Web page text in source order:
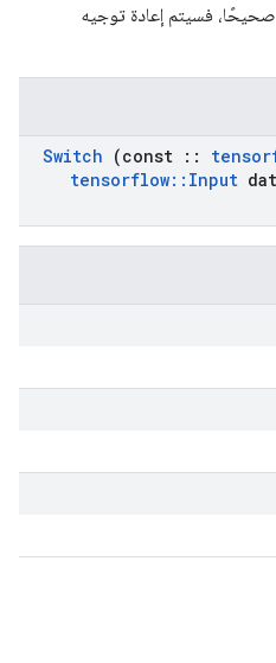
صحيحًا، فسيتم إعادة توجيه
Switch (const ::
tensorflow:: Input